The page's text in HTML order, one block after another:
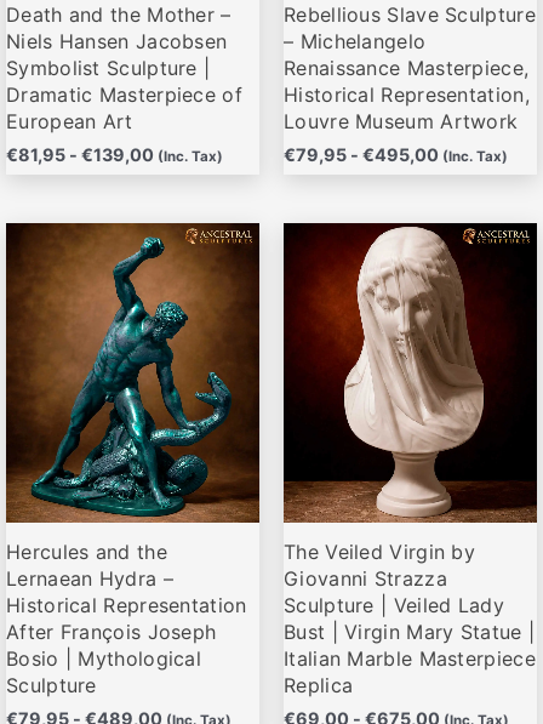
Death and the Mother –
Niels Hansen Jacobsen
Symbolist Sculpture |
Dramatic Masterpiece of
European Art
€81,95 - €139,00 (Inc. Tax)
en
la
página
de
producto
Rebellious Slave Sculpture
– Michelangelo
Renaissance Masterpiece,
Historical Representation,
Louvre Museum Artwork
€79,95 - €495,00 (Inc. Tax)
en
la
página
de
Hercules and the
Lernaean Hydra –
Historical Representation
After François Joseph
Bosio | Mythological
Sculpture
€79,95 - €489,00
Rango
de
precios:
desde
€79,95
hasta
€489,00
(Inc. Tax)
producto
tiene
variantes.
opciones
pueden
elegir
en
la
página
de
producto
The Veiled Virgin by
Giovanni Strazza
Sculpture | Veiled Lady
Bust | Virgin Mary Statue |
Italian Marble Masterpiece
Replica
€69,00 - €675,00
Rango
de
precios:
desde
€69,00
hasta
€675,00
(Inc. Tax)
producto
múltiples
variantes.
opciones
pueden
elegir
en
la
página
de
producto